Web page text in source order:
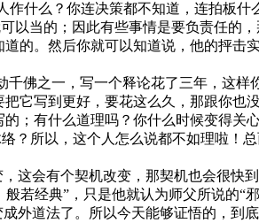
什么？你连决策都不知道，连拍板什
当的；因此有些事情是要负责任的，
的。然后你就可以知道说，他的抨击
佛之一，写一个释论花了三年，这样
它写到更好，要花这么久，那跟你也
；有什么道理吗？你什么时候变得关
？所以，这个人怎么说都不如理啦！
会有个契机改变，那契机也会很快
若经典”，只是他就认为师父所说的“
外道法了。所以今天能够证悟的，到